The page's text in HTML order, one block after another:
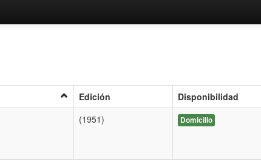
Edición Disponibilidad
(1951) Domicilio